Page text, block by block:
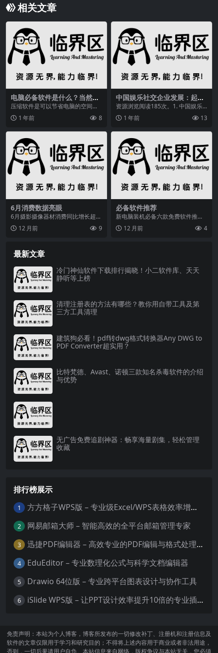
相关文章
电脑必备软件是什么？当然是
能节省空间、便捷管理的压缩
软件啦
压缩软件是可以节省电脑的空间，
加快文件的传输，便捷管理文件等
等，记得一定要给你的...
1 年前 8
中国娱乐社交企业发展：起步
晚却增长快，出海面临哪些挑
战机遇？
资源浏览阅读185次。1. 中国娱乐
社交企业发展背景中国娱乐社交企
业的发展起步较...
1 年前 13
6月消费数据亮眼
6月摄影摄像器材消费同比增长超8
0%，多元需求如何激发市场活力？
从社交记录到专业...
12 月前 9
必备软件推荐
新电脑装机必备六款免费软件推
荐，包含去广告、听音乐、AI截
图、清理工具和AI助手...
12 月前 4
最新文章
冷门神仙软件下载排行揭晓！小二软件库、天天
静听等上榜
清理注册表的方法有哪些？教你用自带工具及第
三方工具清理
建筑狗必看！pdf转dwg格式转换器Any DWG to
PDF Converter超实用？
比特梵德、Avast、诺顿三款知名杀毒软件的介绍
与优势
无广告免费追剧神器：畅享海量剧集，轻松管理
收藏
排行榜展示
1 方方格子WPS版 – 专业级Excel/WPS表格效率增强插件
2 网易邮箱大师 – 智能高效的全平台邮箱管理专家
3 迅捷PDF编辑器 – 高效专业的PDF编辑与格式处理工具
4 EduEditor – 专业数理化公式与科学文档编辑器
5 Drawio 64位版 – 专业跨平台图表设计与协作工具
6 iSlide WPS版 – 让PPT设计效率提升10倍的专业插件
免责声明：本站为个人博客，博客所发布的一切修改补丁、注册机和注册信息及
软件的文章仅限用于学习和研究目的；不得将上述内容用于商业或者非法用途，
否则，一切后果请用户自负。本站信息来自网络，版权争议与本站无关，您必须